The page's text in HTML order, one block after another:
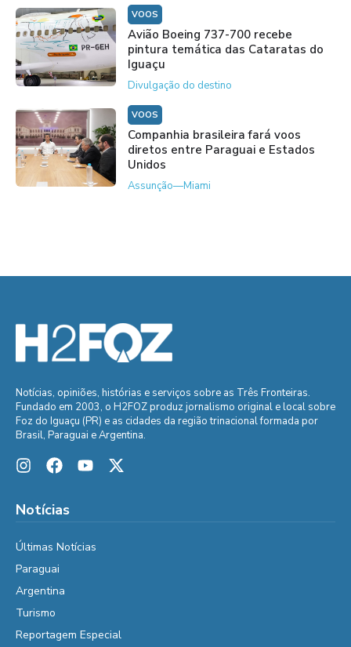
VOOS
Avião Boeing 737-700 recebe
pintura temática das Cataratas do
Iguaçu
Divulgação do destino
VOOS
Companhia brasileira fará voos
diretos entre Paraguai e Estados
Unidos
Assunção—Miami
Notícias, opiniões, histórias e serviços sobre as Três Fronteiras.
Fundado em 2003, o H2FOZ produz jornalismo original e local sobre
Foz do Iguaçu (PR) e as cidades da região trinacional formada por
Brasil, Paraguai e Argentina.
Notícias
Últimas Notícias
Paraguai
Argentina
Turismo
Reportagem Especial